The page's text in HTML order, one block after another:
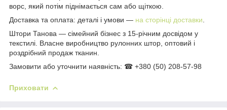
ворс, який потім піднімається сам або щіткою.
Доставка та оплата: деталі і умови — на сторінці доставки
Штори Танова — сімейний бізнес з 15-річним досвідом у
текстилі. Власне виробництво рулонних штор, оптовий і
роздрібний продаж тканин.
Замовити або уточнити наявність: ☎ +380 (50) 208-57-98
Приховати